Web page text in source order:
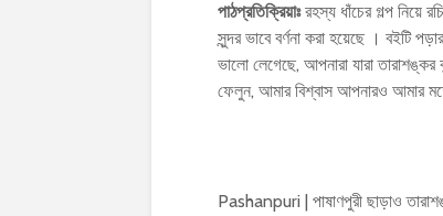
পাঠপ্রতিক্রিয়াঃরহস্য ধাঁচের গল্প নিয়ে
সুন্দর ভাবে বর্ণনা করা হয়েছে । বইটি
ভালো লেগেছে, আপনারা যারা তারাশঙ্কর
ফেলুন, আমার বিশ্বাস আপনারও আমার
Pashanpuri | পাষাণপুরী ছাড়াও